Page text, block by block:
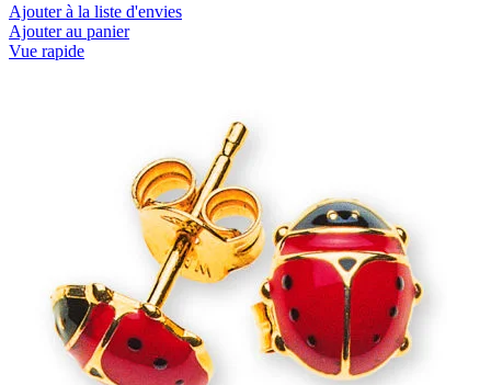
Ajouter à la liste d'envies
Ajouter au panier
Vue rapide